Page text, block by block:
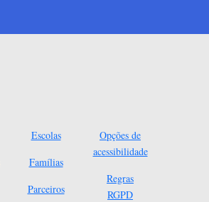
Escolas
Famílias
Parceiros
Opções de
acessibilidade
Regras
RGPD